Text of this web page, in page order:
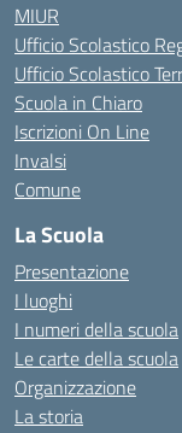
MIUR
Ufficio Scolastico
Ufficio Scolastico
Scuola in Chiaro
Iscrizioni On Line
Invalsi
Comune
La Scuola
Presentazione
I luoghi
I numeri della scuola
Le carte della scuola
Organizzazione
La storia